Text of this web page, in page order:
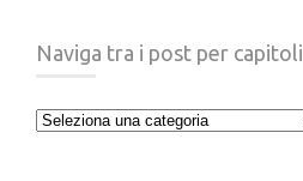
Naviga tra i post per capitoli
Naviga